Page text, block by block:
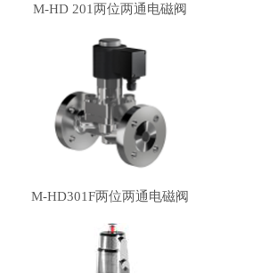
M-HD 201两位两通电磁阀
M-HD301F两位两通电磁阀